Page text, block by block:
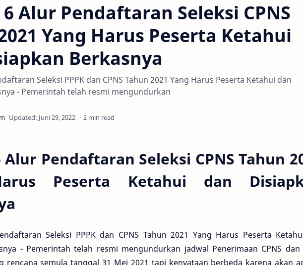
6 Alur Pendaftaran Seleksi CPNS
Yang Harus Peserta Ketahui
Berkasnya
Seleksi PPPK dan CPNS Tahun 2021 Yang Harus Peserta Ketahui dan
- Pemerintah telah resmi mengundurkan
2 min read
Alur Pendaftaran Seleksi CPNS Tahun
Peserta Ketahui dan
Seleksi PPPK dan CPNS Tahun 2021 Yang Harus Peserta
- Pemerintah telah resmi mengundurkan jadwal Penerimaan CPNS dan
rencana semula tanggal 31 Mei 2021 tapi kenyataan berbeda karena akan